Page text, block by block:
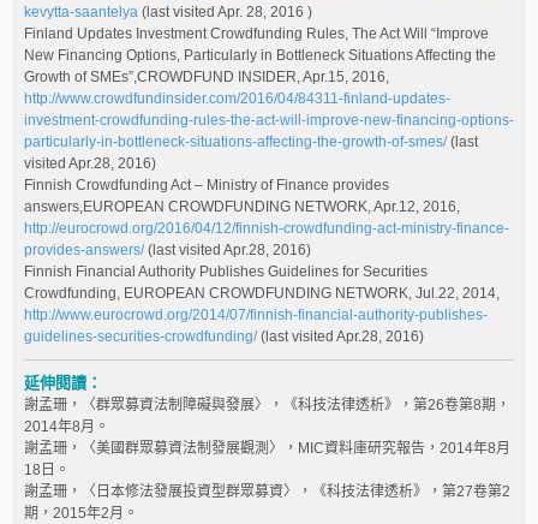
kevytta-saantelya (last visited Apr. 28, 2016 )
Finland Updates Investment Crowdfunding Rules, The Act Will “Improve
New Financing Options, Particularly in Bottleneck Situations Affecting the
Growth of SMEs”,CROWDFUND INSIDER, Apr.15, 2016,
http://www.crowdfundinsider.com/2016/04/84311-finland-updates-
investment-crowdfunding-rules-the-act-will-improve-new-financing-options-
particularly-in-bottleneck-situations-affecting-the-growth-of-smes/(last
visited Apr.28, 2016)
Finnish Crowdfunding Act – Ministry of Finance provides
answers,EUROPEAN CROWDFUNDING NETWORK, Apr.12, 2016,
http://eurocrowd.org/2016/04/12/finnish-crowdfunding-act-ministry-finance-
provides-answers/(last visited Apr.28, 2016)
Finnish Financial Authority Publishes Guidelines for Securities
Crowdfunding, EUROPEAN CROWDFUNDING NETWORK, Jul.22, 2014,
http://www.eurocrowd.org/2014/07/finnish-financial-authority-publishes-
guidelines-securities-crowdfunding/(last visited Apr.28, 2016)
延伸閱讀：
謝孟珊，〈群眾募資法制障礙與發展〉，《科技法律透析》，第26卷第8期，
2014年8月。
謝孟珊，〈美國群眾募資法制發展觀測〉，MIC資料庫研究報告，2014年8月
18日。
謝孟珊，〈日本修法發展投資型群眾募資〉，《科技法律透析》，第27卷第2
期，2015年2月。